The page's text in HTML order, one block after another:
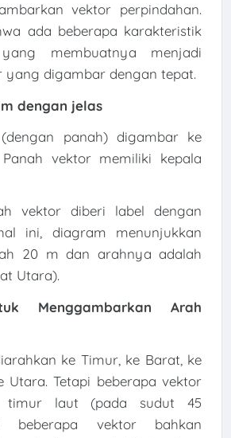
vektor perpindahan.
ada beberapa karakteristik
membuatnya menjadi
yang digambar dengan tepat.
dengan jelas
panah) digambar ke
vektor memiliki kepala
vektor diberi label dengan
ini, diagram menunjukkan
20 m dan arahnya adalah
Utara).
Menggambarkan Arah
ke Timur, ke Barat, ke
Utara. Tetapi beberapa vektor
timur laut (pada sudut 45
beberapa vektor bahkan